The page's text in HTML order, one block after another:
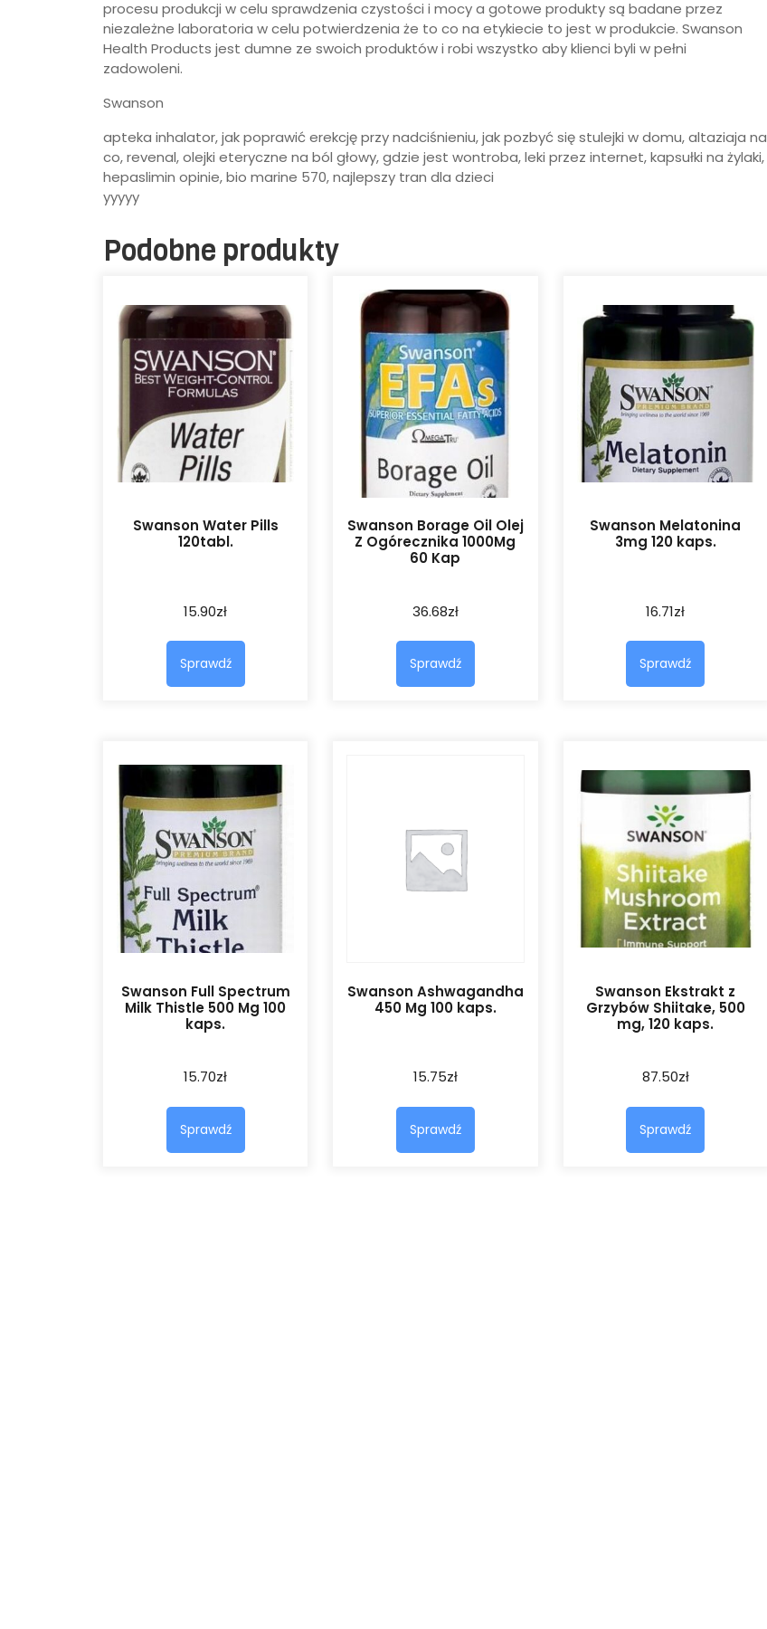
procesu produkcji w celu sprawdzenia czystości i mocy a gotowe produkty są badane przez
niezależne laboratoria w celu potwierdzenia że to co na etykiecie to jest w produkcie. Swanson
Health Products jest dumne ze swoich produktów i robi wszystko aby klienci byli w pełni
zadowoleni.
Swanson
apteka inhalator, jak poprawić erekcję przy nadciśnieniu, jak pozbyć się stulejki w domu, altaziaja na
co, revenal, olejki eteryczne na ból głowy, gdzie jest wontroba, leki przez internet, kapsułki na żylaki,
hepaslimin opinie, bio marine 570, najlepszy tran dla dzieci
yyyyy
Podobne produkty
Swanson Water Pills
120tabl.
15.90zł
Sprawdź
Swanson Borage Oil Olej
Z Ogórecznika 1000Mg
60 Kap
36.68zł
Sprawdź
Swanson Melatonina
3mg 120 kaps.
16.71zł
Sprawdź
Swanson Full Spectrum
Milk Thistle 500 Mg 100
kaps.
15.70zł
Sprawdź
Swanson Ashwagandha
450 Mg 100 kaps.
15.75zł
Sprawdź
Swanson Ekstrakt z
Grzybów Shiitake, 500
mg, 120 kaps.
87.50zł
Sprawdź